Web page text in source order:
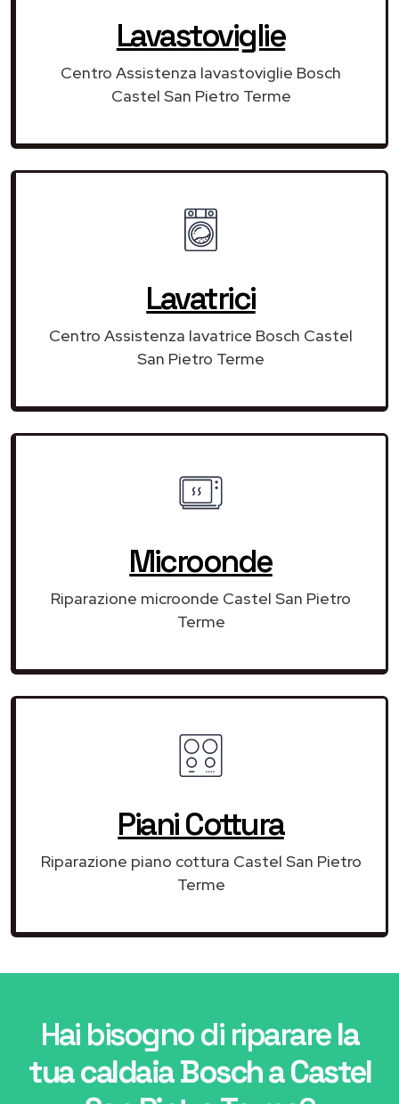
Lavastoviglie
Centro Assistenza lavastoviglie Bosch
Castel San Pietro Terme
Lavatrici
Centro Assistenza lavatrice Bosch Castel
San Pietro Terme
Microonde
Riparazione microonde Castel San Pietro
Terme
Piani Cottura
Riparazione piano cottura Castel San Pietro
Terme
Hai bisogno di ripararela
tua caldaia Bosch a Castel